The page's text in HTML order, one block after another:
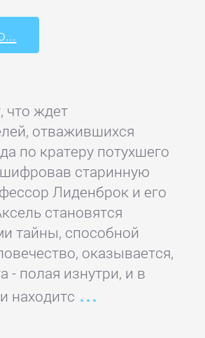
что ждет
отважившихся
по кратеру потухшего
старинную
Лиденброк и его
становятся
тайны, способной
оказывается,
- полая изнутри, и в
находитс